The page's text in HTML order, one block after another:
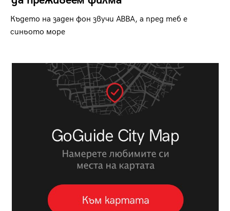
Където на заден фон звучи ABBA, а пред теб е
синьото море